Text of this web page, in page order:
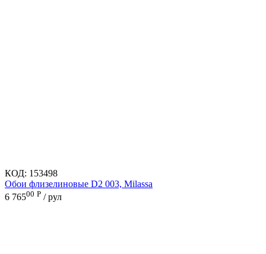
КОД: 153498
Обои флизелиновые D2 003, Milassa
6 76500 Р / рул